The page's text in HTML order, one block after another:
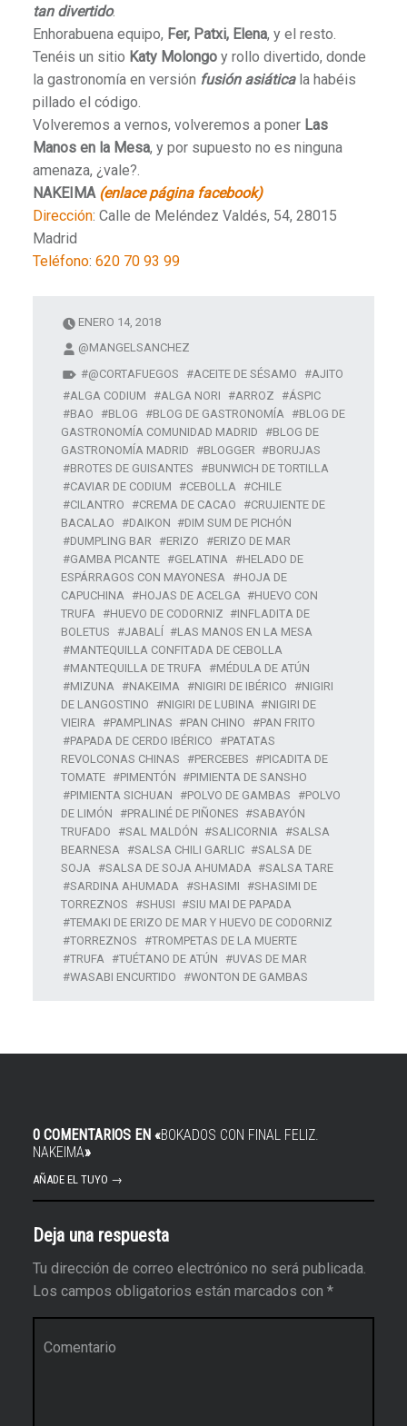
tan divertido.
Enhorabuena equipo, Fer, Patxi, Elena, y el resto.
Tenéis un sitio Katy Molongoy rollo divertido, donde
la gastronomía en versión fusión asiáticala habéis
pillado el código.
Volveremos a vernos, volveremos a poner Las
Manos en la Mesa, y por supuesto no es ninguna
amenaza, ¿vale?.
NAKEIMA(enlace página facebook)
Dirección: Calle de Meléndez Valdés, 54, 28015
Madrid
Teléfono: 620 70 93 99
ENERO 14, 2018
@MANGELSANCHEZ
@CORTAFUEGOS
ACEITE DE SÉSAMO
AJITO
ALGA CODIUM
ALGA NORI ARROZ
ÁSPIC
BAO
BLOG BLOG DE GASTRONOMÍA
BLOG DE
GASTRONOMÍA COMUNIDAD MADRID
BLOG DE
GASTRONOMÍA MADRID
BLOGGER
BORUJAS
BROTES DE GUISANTES
BUNWICH DE TORTILLA
CAVIAR DE CODIUM
CEBOLLA
CHILE
CILANTRO
CREMA DE CACAO
CRUJIENTE DE
BACALAO
DAIKON
DIM SUM DE PICHÓN
DUMPLING BAR
ERIZO
ERIZO DE MAR
GAMBA PICANTE
GELATINA
HELADO DE
ESPÁRRAGOS CON MAYONESA
HOJA DE
CAPUCHINA
HOJAS DE ACELGA
HUEVO CON
TRUFA
HUEVO DE CODORNIZ
INFLADITA DE
BOLETUS
JABALÍ
LAS MANOS EN LA MESA
MANTEQUILLA CONFITADA DE CEBOLLA
MANTEQUILLA DE TRUFA
MÉDULA DE ATÚN
MIZUNA
NAKEIMA NIGIRI DE IBÉRICO
NIGIRI
DE LANGOSTINO
NIGIRI DE LUBINA
NIGIRI DE
VIEIRA
PAMPLINAS PAN CHINO
PAN FRITO
PAPADA DE CERDO IBÉRICO
PATATAS
REVOLCONAS CHINAS
PERCEBES
PICADITA DE
TOMATE
PIMENTÓN
PIMIENTA DE SANSHO
PIMIENTA SICHUAN
POLVO DE GAMBAS
POLVO
DE LIMÓN
PRALINÉ DE PIÑONES
SABAYÓN
TRUFADO
SAL MALDÓN SALICORNIA
SALSA
BEARNESA
SALSA CHILI GARLIC
SALSA DE
SOJA
SALSA DE SOJA AHUMADA
SALSA TARE
SARDINA AHUMADA
SHASIMI
SHASIMI DE
TORREZNOS
SHUSI
SIU MAI DE PAPADA
TEMAKI DE ERIZO DE MAR Y HUEVO DE CODORNIZ
TORREZNOS
TROMPETAS DE LA MUERTE
TRUFA
TUÉTANO DE ATÚN
UVAS DE MAR
WASABI ENCURTIDO
WONTON DE GAMBAS
0 COMENTARIOS EN «BOKADOS CON FINAL FELIZ.
NAKEIMA»
AÑADE EL TUYO →
Deja una respuesta
Tu dirección de correo electrónico no será publicada.
Los campos obligatorios están marcados con *